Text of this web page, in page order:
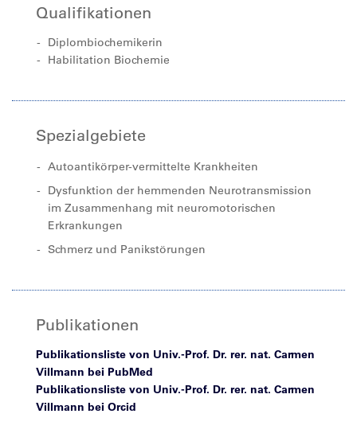
Qualifikationen
Diplombiochemikerin
Habilitation Biochemie
Spezialgebiete
Autoantikörper-vermittelte Krankheiten
Dysfunktion der hemmenden Neurotransmission
im Zusammenhang mit neuromotorischen
Erkrankungen
Schmerz und Panikstörungen
Publikationen
Publikationsliste von Univ.-Prof. Dr. rer. nat. Carmen
Villmann bei PubMed
Publikationsliste von Univ.-Prof. Dr. rer. nat. Carmen
Villmann bei Orcid